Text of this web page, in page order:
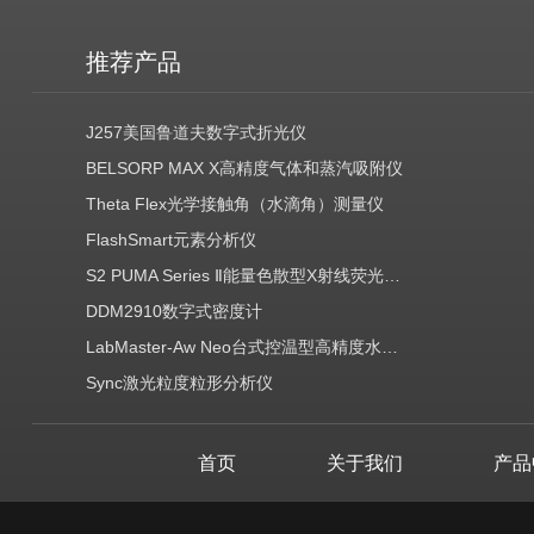
推荐产品
J257美国鲁道夫数字式折光仪
BELSORP MAX X高精度气体和蒸汽吸附仪
Theta Flex光学接触角（水滴角）测量仪
FlashSmart元素分析仪
DDM2910数字式密度计
Sync激光粒度粒形分析仪
首页 关于我们 产